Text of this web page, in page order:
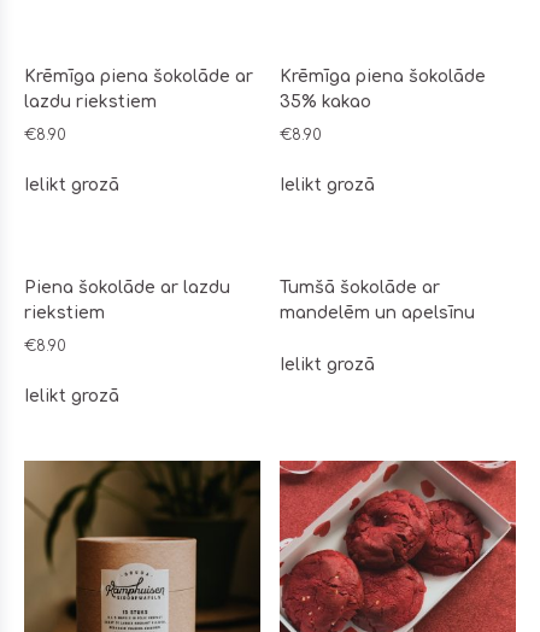
Krēmīga piena šokolāde ar
lazdu riekstiem
€8.90
Ielikt grozā
Krēmīga piena šokolāde
35% kakao
€8.90
Ielikt grozā
Piena šokolāde ar lazdu
riekstiem
€8.90
Ielikt grozā
Tumšā šokolāde ar
mandelēm un apelsīnu
Ielikt grozā